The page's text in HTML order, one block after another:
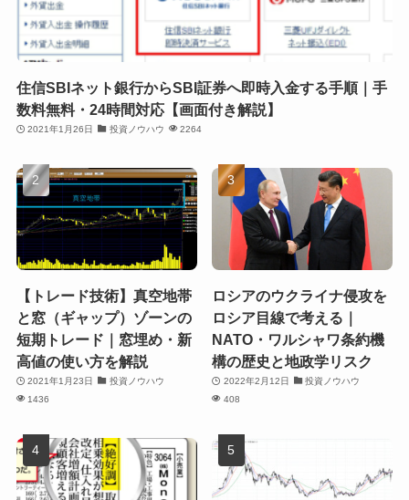
住信SBIネット銀行からSBI証券へ即時入金する手順｜手
数料無料・24時間対応【画面付き解説】
2021年1月26日 投資ノウハウ 2264
【トレード技術】真空地帯
と窓（ギャップ）ゾーンの
短期トレード｜窓埋め・新
高値の使い方を解説
2021年1月23日
投資ノウハウ
1436
ロシアのウクライナ侵攻を
ロシア目線で考える｜
NATO・ワルシャワ条約機
構の歴史と地政学リスク
2022年2月12日
投資ノウハウ
408